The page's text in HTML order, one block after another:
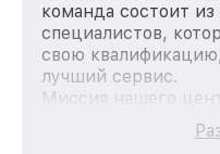
команда состоит
специалистов,
свою
лучший сервис.
Миссия нашего
качественный и
каждого